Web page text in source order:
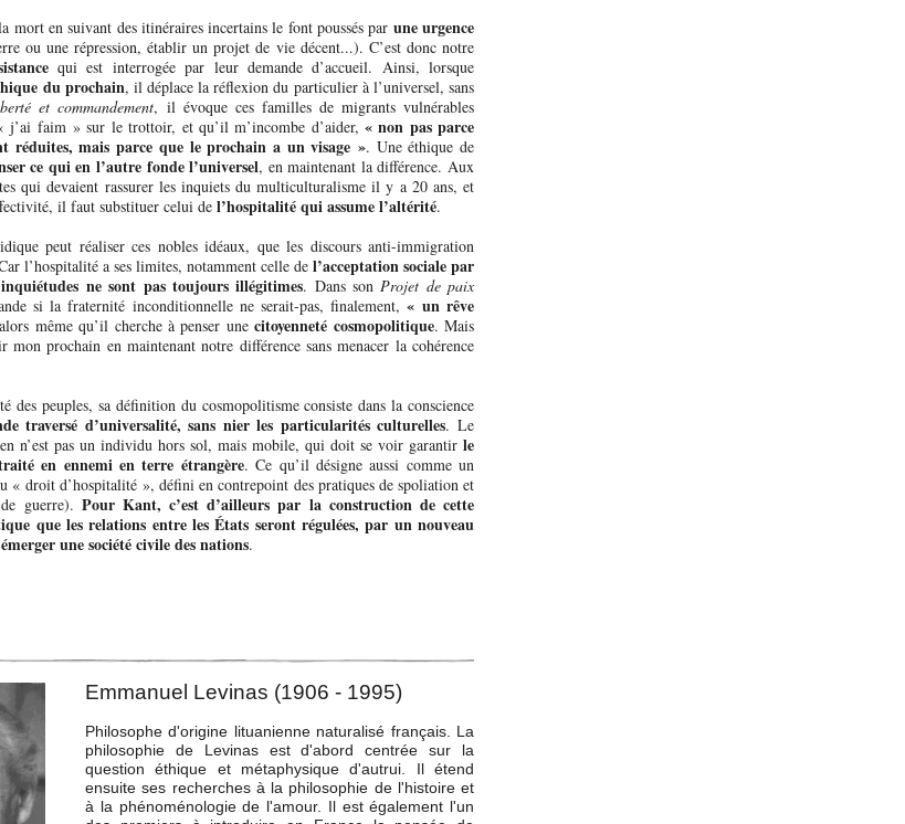
mort en suivant des itinéraires incertains le font poussés par une urgence
ou une répression, établir un projet de vie décent...). C’est donc notre
qui est interrogée par leur demande d’accueil. Ainsi, lorsque
du prochain, il déplace la réflexion du particulier à l’universel, sans
et commandement, il évoque ces familles de migrants vulnérables
j’ai faim » sur le trottoir, et qu’il m’incombe d’aider, « non pas parce
réduites, mais parce que le prochain a un visage ». Une éthique de
ce qui en l’autre fonde l’universel, en maintenant la différence. Aux
qui devaient rassurer les inquiets du multiculturalisme il y a 20 ans, et
il faut substituer celui de l’hospitalité qui assume l’altérité.
peut réaliser ces nobles idéaux, que les discours anti-immigration
l’hospitalité a ses limites, notamment celle de l’acceptation sociale par
ne sont pas toujours illégitimes. Dans sonProjet de paix
si la fraternité inconditionnelle ne serait-pas, finalement, « un rêve
même qu’il cherche à penser unecitoyenneté cosmopolitique. Mais
mon prochain en maintenant notre différence sans menacer la cohérence
des peuples, sa définition du cosmopolitisme consiste dans la conscience
traversé d’universalité, sans nier les particularités culturelles. Le
n’est pas un individu hors sol, mais mobile, qui doit se voir garantir le
en ennemi en terre étrangère. Ce qu’il désigne aussi comme un
« droit d’hospitalité », défini en contrepoint des pratiques de spoliation et
guerre). Pour Kant, c’est d’ailleurs par la construction de cette
que les relations entre les États seront régulées, par un nouveau
une société civile des nations.
Emmanuel Levinas (1906 - 1995)
Philosophe d'origine lituanienne naturalisé français. La
philosophie de Levinas est d'abord centrée sur la
question éthique et métaphysique d'autrui. Il étend
ensuite ses recherches à la philosophie de l'histoire et
à la phénoménologie de l'amour. Il est également l'un